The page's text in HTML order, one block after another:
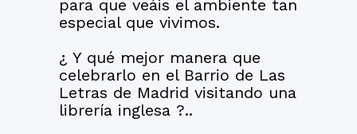
para que veáis el ambiente tan
especial que vivimos.
¿ Y qué mejor manera que
celebrarlo en el Barrio de Las
Letras de Madrid visitando una
librería inglesa ?..